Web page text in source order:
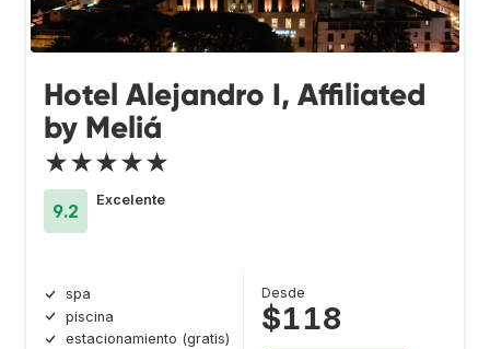
Hotel Alejandro I, Affiliated
by Meliá
★★★★★
9.2
Excelente
spa
piscina
estacionamiento (gratis)
Desde
$118